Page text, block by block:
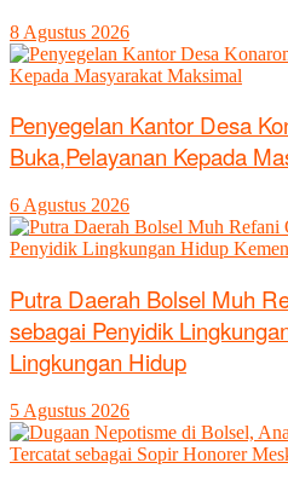
8 Agustus 2026
Penyegelan Kantor Desa
Buka,Pelayanan Kepada
6 Agustus 2026
Putra Daerah Bolsel Muh
sebagai Penyidik
Lingkungan Hidup
5 Agustus 2026